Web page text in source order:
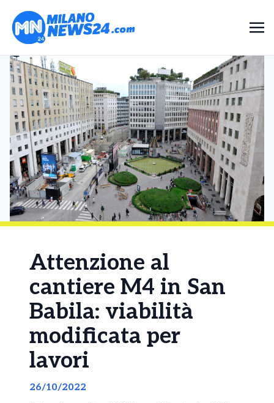
Attenzione al
cantiere M4 in San
Babila: viabilità
modificata per
lavori
26/10/2022